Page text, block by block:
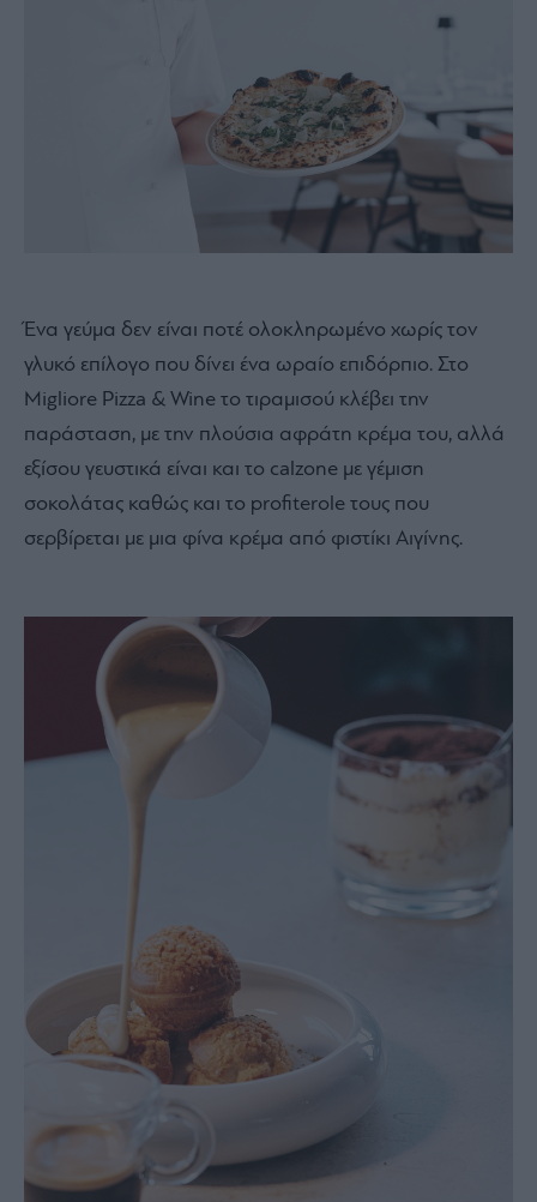
Ένα γεύμα δεν είναι ποτέ ολοκληρωμένο χωρίς τον
γλυκό επίλογο που δίνει ένα ωραίο επιδόρπιο. Στο
Migliore Pizza & Wine το τιραμισού κλέβει την
παράσταση, με την πλούσια αφράτη κρέμα του, αλλά
εξίσου γευστικά είναι και το calzone με γέμιση
σοκολάτας καθώς και το profiterole τους που
σερβίρεται με μια φίνα κρέμα από φιστίκι Αιγίνης.